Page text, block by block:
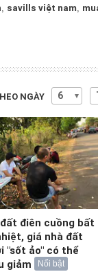
savills việt nam
NGÀY
điên cuồng bất
giá nhà đất
"sốt ảo" có thể
giảm
Nổi bật